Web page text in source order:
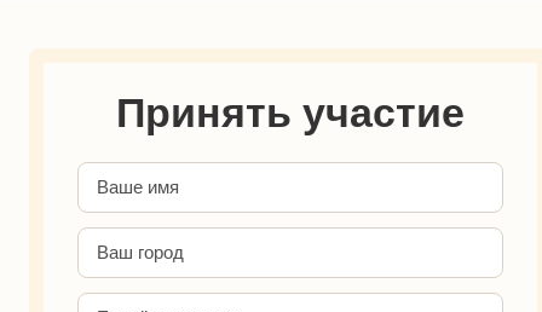
Принять участие